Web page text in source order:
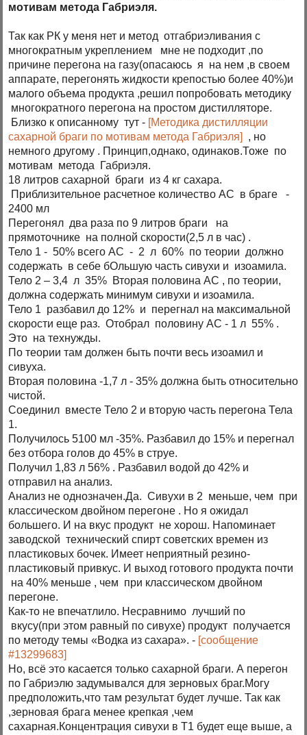
мотивам метода Габриэля.
Так как РК у меня нет и метод отгабриэливания с
многократным укреплением мне не подходит ,по
причине перегона на газу(опасаюсь я на нем ,в своем
аппарате, перегонять жидкости крепостью более 40%)и
малого объема продукта ,решил попробовать методику
многократного перегона на простом дистилляторе.
Близко к описанному тут - [Методика дистилляции
сахарной браги по мотивам метода Габриэля]
, но
немного другому . Принцип,однако, одинаков.Тоже по
мотивам метода Габриэля.
18 литров сахарной браги из 4 кг сахара.
Приблизительное расчетное количество АС в браге -
2400 мл
Перегонял два раза по 9 литров браги на
прямоточнике на полной скорости(2,5 л в час) .
Тело 1 - 50% всего АС - 2 л 60% по теории должно
содержать в себе бОльшую часть сивухи и изоамила.
Тело 2 – 3,4 л 35% Вторая половина АС , по теории,
должна содержать минимум сивухи и изоамила.
Тело 1 разбавил до 12% и перегнал на максимальной
скорости еще раз. Отобрал половину АС - 1 л 55% .
Это на технужды.
По теории там должен быть почти весь изоамил и
сивуха.
Вторая половина -1,7 л - 35% должна быть относительно
чистой.
Соединил вместе Тело 2 и вторую часть перегона Тела
1.
Получилось 5100 мл -35%. Разбавил до 15% и перегнал
без отбора голов до 45% в струе.
Получил 1,83 л 56% . Разбавил водой до 42% и
отправил на анализ.
Анализ не однозначен.Да. Сивухи в 2 меньше, чем при
классическом двойном перегоне . Но я ожидал
большего. И на вкус продукт не хорош. Напоминает
заводской технический спирт советских времен из
пластиковых бочек. Имеет неприятный резино-
пластиковый привкус. И выход готового продукта почти
на 40% меньше , чем при классическом двойном
перегоне.
Как-то не впечатлило. Несравнимо лучший по
вкусу(при этом равный по сивухе) продукт получается
по методу темы «Водка из сахара». - [сообщение
#13299683]
Но, всё это касается только сахарной браги. А перегон
по Габриэлю задумывался для зерновых браг.Могу
предположить,что там результат будет лучше. Так как
,зерновая брага менее крепкая ,чем
сахарная.Концентрация сивухи в Т1 будет еще выше, а